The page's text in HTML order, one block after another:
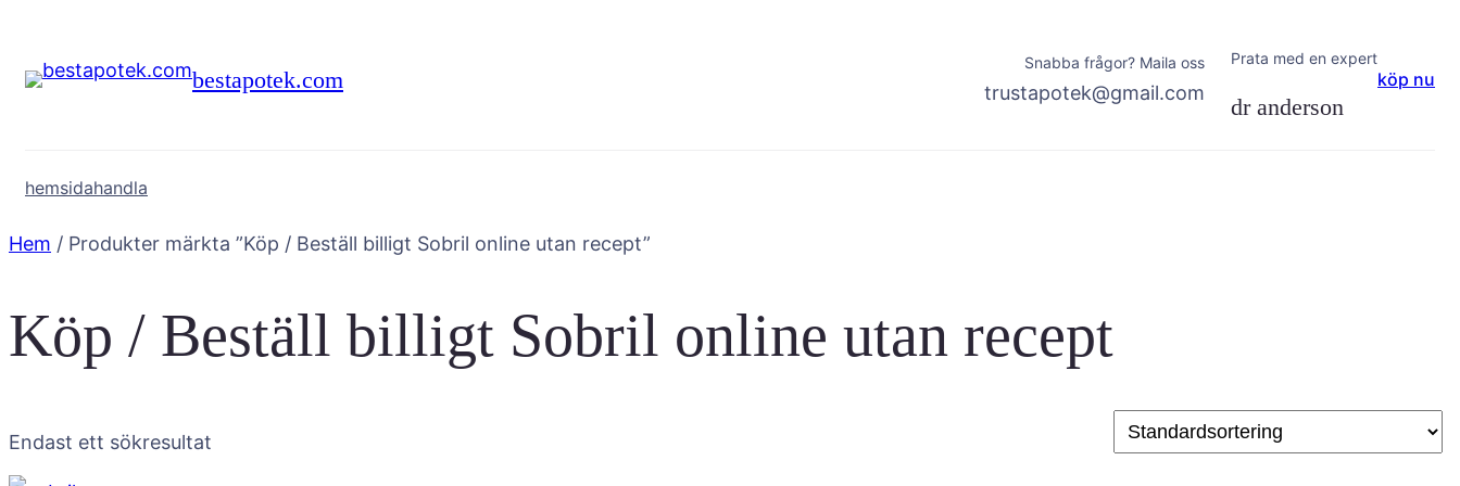
innehåll
bestapotek.com
Snabba frågor? Maila oss
trustapotek@gmail.com
Prata med en expert
dr anderson
köp nu
hemsidahandla
Hem / Produkter märkta ”Köp / Beställ billigt Sobril online utan recept”
Köp / Beställ billigt Sobril online utan recept
Endast ett sökresultat